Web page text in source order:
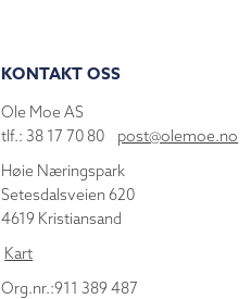
KONTAKT OSS
Ole Moe AS
tlf.: 38 17 70 80 post@olemoe.no
Høie Næringspark
Setesdalsveien 620
4619 Kristiansand
Kart
Org.nr.:911 389 487